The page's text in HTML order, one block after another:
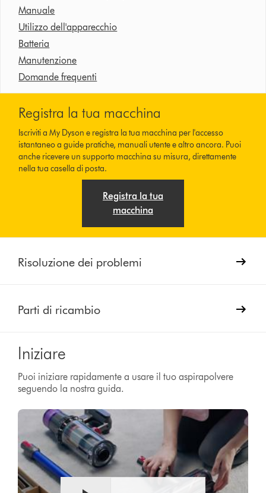
Manuale
Utilizzo dell'apparecchio
Batteria
Manutenzione
Domande frequenti
Registra la tua macchina
Iscriviti a My Dyson e registra la tua macchina per l'accesso
istantaneo a guide pratiche, manuali utente e altro ancora. Puoi
anche ricevere un supporto macchina su misura, direttamente
nella tua casella di posta.
Registra la tua
macchina
Risoluzione dei problemi
Parti di ricambio
Iniziare
Puoi iniziare rapidamente a usare il tuo aspirapolvere
seguendo la nostra guida.
Video
Transcript
Apri
trascrizione
video